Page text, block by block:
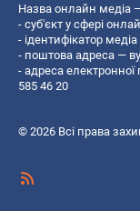
Назва онлайн медіа
- суб'єкт у сфері
- ідентифікатор
- поштова адреса —
- адреса
585 46 20
© 2026 Всі права